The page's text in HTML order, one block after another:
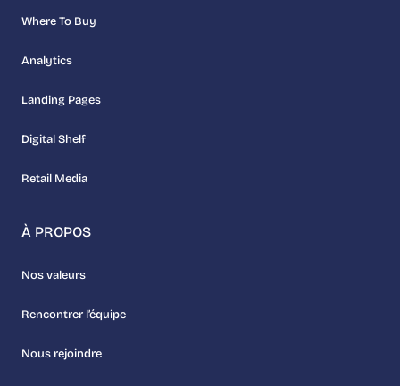
Where To Buy
Analytics
Landing Pages
Digital Shelf
Retail Media
À PROPOS
Nos valeurs
Rencontrer l’équipe
Nous rejoindre